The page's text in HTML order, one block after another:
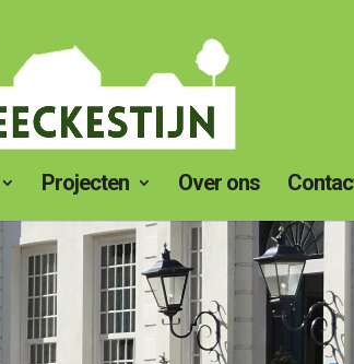
Projecten Over ons